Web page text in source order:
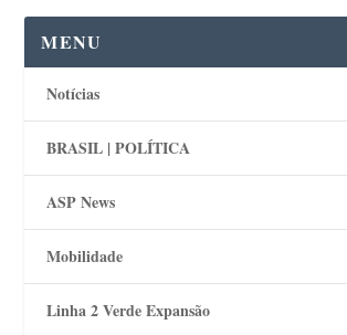
MENU
Notícias
BRASIL | POLÍTICA
ASP News
Mobilidade
Linha 2 Verde Expansão